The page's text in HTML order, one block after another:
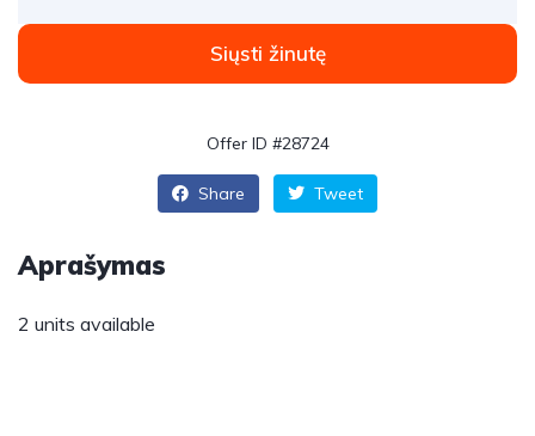
Siųsti žinutę
Offer ID #28724
Share Tweet
Aprašymas
2 units available